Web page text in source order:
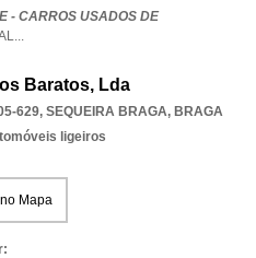
- CARROS USADOS DE
...
Baratos, Lda
629, SEQUEIRA BRAGA, BRAGA
ligeiros
Mapa